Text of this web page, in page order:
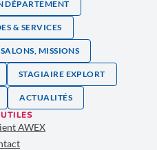
DÉPARTEMENT
& SERVICES
MISSIONS
STAGIAIRE EXPLORT
ACTUALITÉS
AWEX